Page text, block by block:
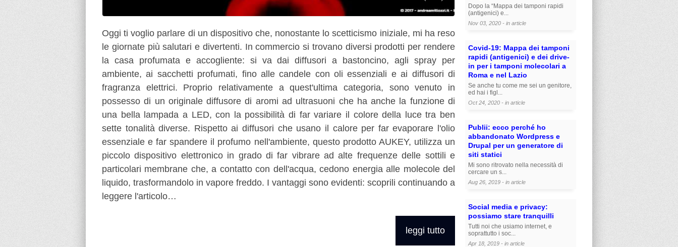
Oggi ti voglio parlare di un dispositivo che, nonostante lo scetticismo iniziale, mi ha reso
le giornate più salutari e divertenti. In commercio si trovano diversi prodotti per rendere
la casa profumata e accogliente: si va dai diffusori a bastoncino, agli spray per
ambiente, ai sacchetti profumati, fino alle candele con oli essenziali e ai diffusori di
fragranza elettrici. Proprio relativamente a quest'ultima categoria, sono venuto in
possesso di un originale diffusore di aromi ad ultrasuoni che ha anche la funzione di
una bella lampada a LED, con la possibilità di far variare il colore della luce tra ben
sette tonalità diverse. Rispetto ai diffusori che usano il calore per far evaporare l'olio
essenziale e far spandere il profumo nell'ambiente, questo prodotto AUKEY, utilizza un
piccolo dispositivo elettronico in grado di far vibrare ad alte frequenze delle sottili e
particolari membrane che, a contatto con dell'acqua, cedono energia alle molecole del
liquido, trasformandolo in vapore freddo. I vantaggi sono evidenti: scoprili continuando a
leggere l'articolo…
leggi tutto
Dopo la “Mappa dei tamponi rapidi
(antigenici) e...
Nov 03, 2020 - in article
Covid-19: Mappa dei tamponi
rapidi (antigenici) e dei drive-
in per i tamponi molecolari a
Roma e nel Lazio
Se anche tu come me sei un genitore,
ed hai i figl...
Oct 24, 2020 - in article
Publii: ecco perché ho
abbandonato Wordpress e
Drupal per un generatore di
siti statici
Mi sono ritrovato nella necessità di
cercare un s...
Aug 26, 2019 - in article
Social media e privacy:
possiamo stare tranquilli
Tutti noi che usiamo internet, e
soprattutto i soc...
Apr 18, 2019 - in article